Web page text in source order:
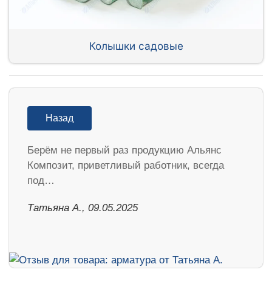
Колышки садовые
Назад
Берём не первый раз продукцию Альянс
Композит, приветливый работник, всегда
под…
Татьяна А., 09.05.2025